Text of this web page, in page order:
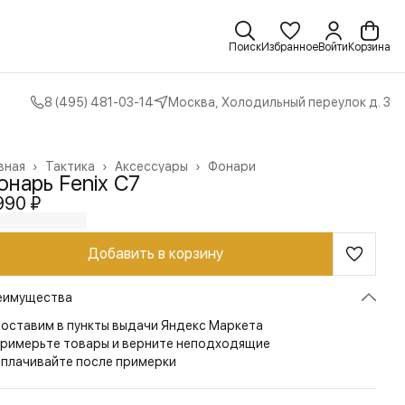
ПоискИзбранноеВойти Корзина
8 (495) 481-03-14 Москва, Холодильный переулок д. 3
Фонари
Аксессуары ›
Тактика ›
›
Fenix C7
₽
Добавить в корзину
в пункты выдачи Яндекс Маркета
товары и верните неподходящие
после примерки